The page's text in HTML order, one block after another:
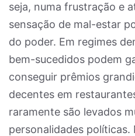
seja, numa frustração e
sensação de mal-estar
do poder. Em regimes
bem-sucedidos podem
conseguir prêmios
decentes em
raramente são levados
personalidades políticas.